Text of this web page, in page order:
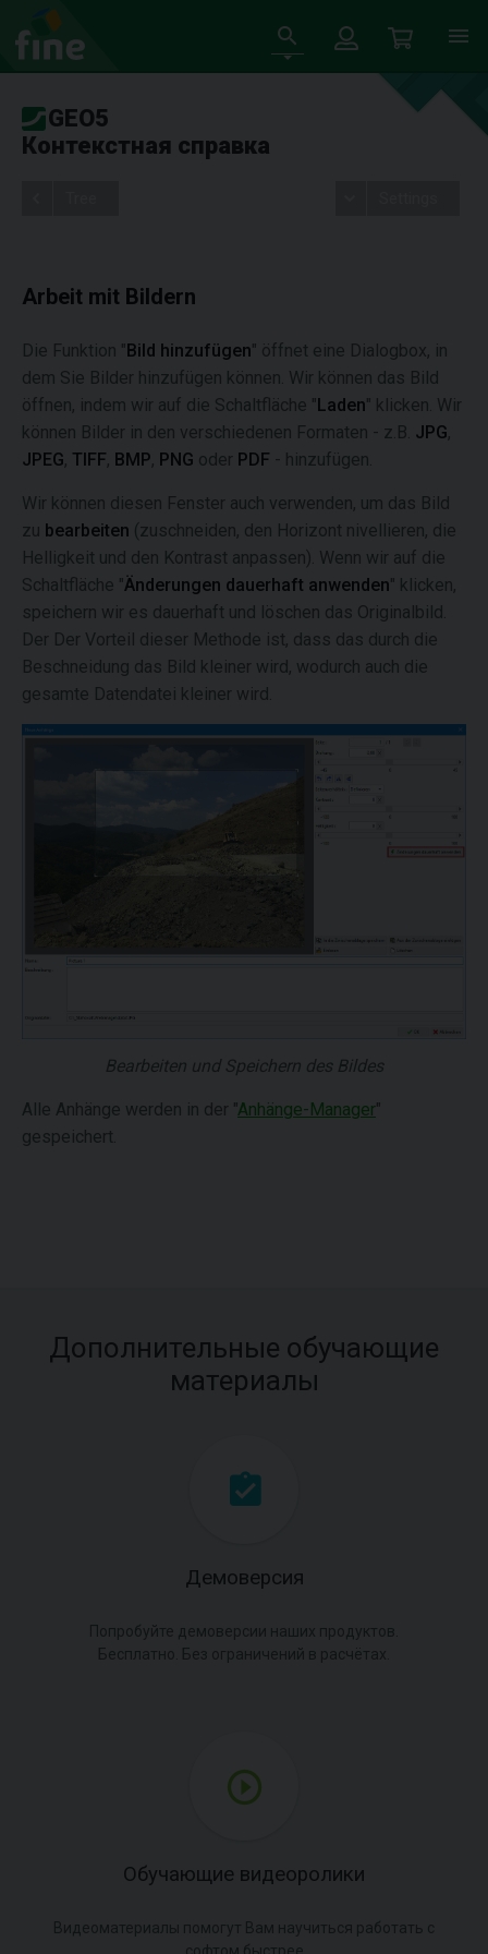
GEO5
Контекстная справка
Arbeit mit Bildern
Die Funktion "Bild hinzufügen" öffnet eine Dialogbox, in
dem Sie Bilder hinzufügen können. Wir können das Bild
öffnen, indem wir auf die Schaltfläche "Laden" klicken. Wir
können Bilder in den verschiedenen Formaten - z.B. JPG,
JPEG, TIFF, BMP, PNG oder PDF - hinzufügen.
Wir können diesen Fenster auch verwenden, um das Bild
zu bearbeiten (zuschneiden, den Horizont nivellieren, die
Helligkeit und den Kontrast anpassen). Wenn wir auf die
Schaltfläche "Änderungen dauerhaft anwenden" klicken,
speichern wir es dauerhaft und löschen das Originalbild.
Der Der Vorteil dieser Methode ist, dass das durch die
Beschneidung das Bild kleiner wird, wodurch auch die
gesamte Datendatei kleiner wird.
Bearbeiten und Speichern des Bildes
Alle Anhänge werden in der "Anhänge-Manager"
gespeichert.
Дополнительные обучающие
материалы
Демоверсия
Обучающие видеоролики